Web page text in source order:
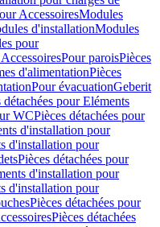
AccessoiresModules
d'installationModules
pour
Pour paroisPièces
d'alimentationPièces
Pour évacuationGeberit
détachées pour Eléments
WCPièces détachées pour
d'installation pour
d'installation pour
Pièces détachées pour
d'installation pour
d'installation pour
Pièces détachées pour
Pièces détachées